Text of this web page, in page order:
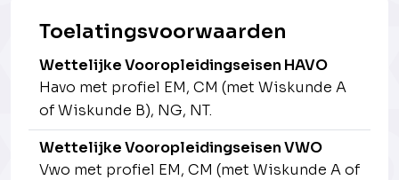
Toelatingsvoorwaarden
Wettelijke Vooropleidingseisen HAVO
Havo met profiel EM, CM (met Wiskunde A
of Wiskunde B), NG, NT.
Wettelijke Vooropleidingseisen VWO
Vwo met profiel EM, CM (met Wiskunde A of